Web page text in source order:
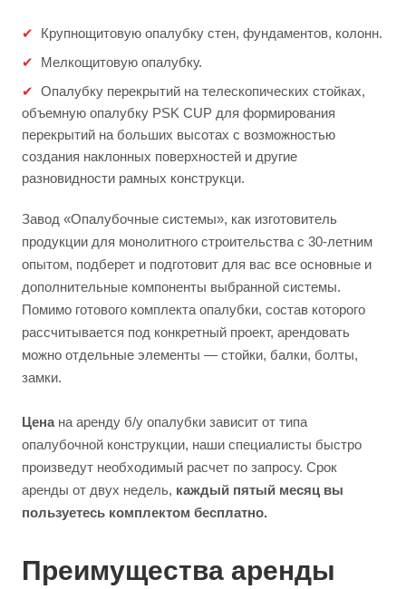
Крупнощитовую опалубку стен, фундаментов, колонн.
Мелкощитовую опалубку.
Опалубку перекрытий на телескопических стойках,
объемную опалубку PSK CUP для формирования
перекрытий на больших высотах с возможностью
создания наклонных поверхностей и другие
разновидности рамных конструкци.
Завод «Опалубочные системы», как изготовитель
продукции для монолитного строительства с 30-летним
опытом, подберет и подготовит для вас все основные и
дополнительные компоненты выбранной системы.
Помимо готового комплекта опалубки, состав которого
рассчитывается под конкретный проект, арендовать
можно отдельные элементы — стойки, балки, болты,
замки.
Ценана аренду б/у опалубки зависит от типа
опалубочной конструкции, наши специалисты быстро
произведут необходимый расчет по запросу. Срок
аренды от двух недель, каждый пятый месяц вы
пользуетесь комплектом бесплатно.
Преимущества аренды